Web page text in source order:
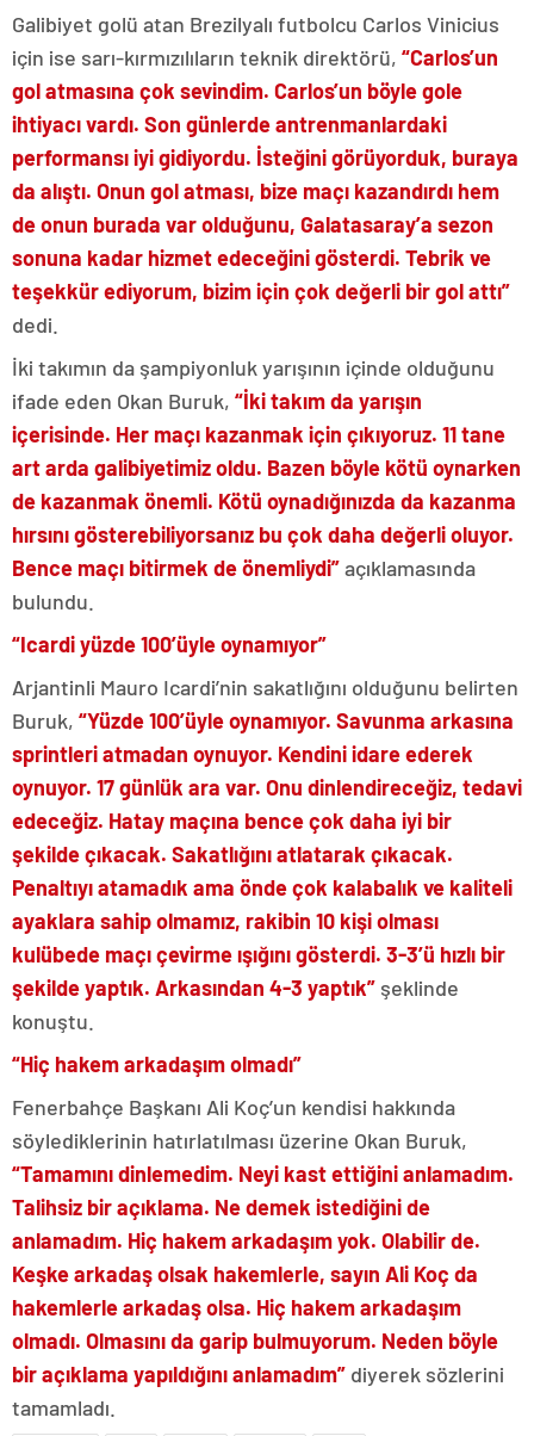
Galibiyet golü atan Brezilyalı futbolcu Carlos Vinicius
için ise sarı-kırmızılıların teknik direktörü, “Carlos’un
gol atmasına çok sevindim. Carlos’un böyle gole
ihtiyacı vardı. Son günlerde antrenmanlardaki
performansı iyi gidiyordu. İsteğini görüyorduk, buraya
da alıştı. Onun gol atması, bize maçı kazandırdı hem
de onun burada var olduğunu, Galatasaray’a sezon
sonuna kadar hizmet edeceğini gösterdi. Tebrik ve
teşekkür ediyorum, bizim için çok değerli bir gol attı”
dedi.
İki takımın da şampiyonluk yarışının içinde olduğunu
ifade eden Okan Buruk, “İki takım da yarışın
içerisinde. Her maçı kazanmak için çıkıyoruz. 11 tane
art arda galibiyetimiz oldu. Bazen böyle kötü oynarken
de kazanmak önemli. Kötü oynadığınızda da kazanma
hırsını gösterebiliyorsanız bu çok daha değerli oluyor.
Bence maçı bitirmek de önemliydi”açıklamasında
bulundu.
“Icardi yüzde 100’üyle oynamıyor”
Arjantinli Mauro Icardi’nin sakatlığını olduğunu belirten
Buruk, “Yüzde 100’üyle oynamıyor. Savunma arkasına
sprintleri atmadan oynuyor. Kendini idare ederek
oynuyor. 17 günlük ara var. Onu dinlendireceğiz, tedavi
edeceğiz. Hatay maçına bence çok daha iyi bir
şekilde çıkacak. Sakatlığını atlatarak çıkacak.
Penaltıyı atamadık ama önde çok kalabalık ve kaliteli
ayaklara sahip olmamız, rakibin 10 kişi olması
kulübede maçı çevirme ışığını gösterdi. 3-3’ü hızlı bir
şekilde yaptık. Arkasından 4-3 yaptık” şeklinde
konuştu.
“Hiç hakem arkadaşım olmadı”
Fenerbahçe Başkanı Ali Koç’un kendisi hakkında
söylediklerinin hatırlatılması üzerine Okan Buruk,
“Tamamını dinlemedim. Neyi kast ettiğini anlamadım.
Talihsiz bir açıklama. Ne demek istediğini de
anlamadım. Hiç hakem arkadaşım yok. Olabilir de.
Keşke arkadaş olsak hakemlerle, sayın Ali Koç da
hakemlerle arkadaş olsa. Hiç hakem arkadaşım
olmadı. Olmasını da garip bulmuyorum. Neden böyle
bir açıklama yapıldığını anlamadım” diyerek sözlerini
tamamladı.